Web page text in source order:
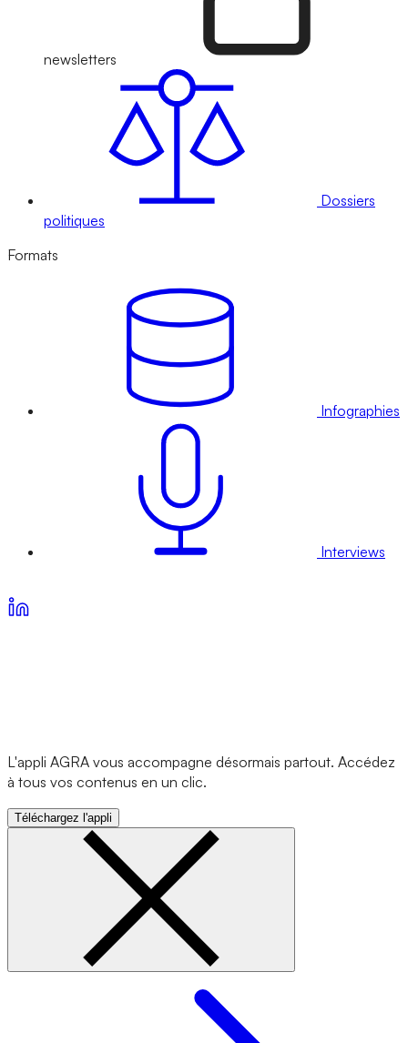
newsletters
Dossiers
politiques
Formats
Infographies
Interviews
L'appli AGRA vous accompagne désormais partout. Accédez
à tous vos contenus en un clic.
Téléchargez l'appli